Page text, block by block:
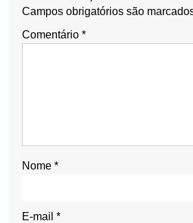
Campos obrigatórios são
Comentário *
Nome *
E-mail *